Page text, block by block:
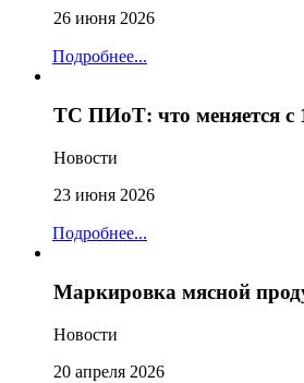
26 июня 2026
Подробнее...
ТС ПИоТ: что меняется с
Новости
23 июня 2026
Подробнее...
Маркировка мясной
Новости
20 апреля 2026